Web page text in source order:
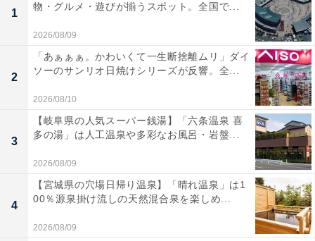
1
物・グルメ・遊びが揃うスポット。全国で...
2026/08/09
2
「あぁぁぁ。かわいくて一生断捨離ムリ」ダイ
ソーのサンリオ日焼けシリーズが反響。全...
2026/08/10
3
【岐阜県の人気スーパー銭湯】「六条温泉 喜
多の湯」は人工温泉や多彩なお風呂・岩盤...
2026/08/09
4
【宮城県の穴場日帰り温泉】「晴れ温泉」は1
00％源泉掛け流しの天然混合泉を楽しめ...
2026/08/09